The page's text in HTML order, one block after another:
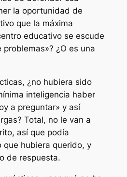
la oportunidad de
que la máxima
educativo se escude
problemas»? ¿O es una
¿no hubiera sido
inteligencia haber
a preguntar» y así
Total, no le van a
así que podía
que hubiera querido, y
de respuesta.